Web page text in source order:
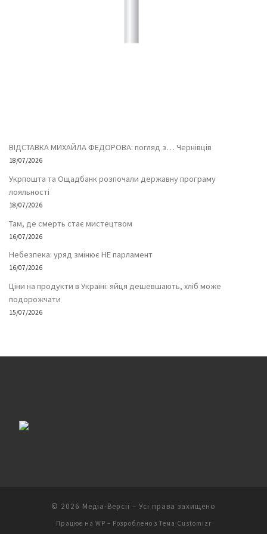
ВІДСТАВКА МИХАЙЛА ФЕДОРОВА: погляд з… Чернівців
18/07/2026
Укрпошта та Ощадбанк розпочали державну програму
лояльності
18/07/2026
Там, де смерть стає мистецтвом
16/07/2026
Небезпека: уряд змінює НЕ парламент
16/07/2026
Ціни на продукти в Україні: яйця дешевшають, хліб може
подорожчати
15/07/2026
© 2026 Медіа-Версії – Усі права захищено
Працює на WP – Розроблено з Тема Customizr